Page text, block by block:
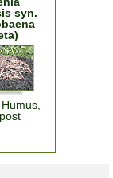
syn.
Humus,